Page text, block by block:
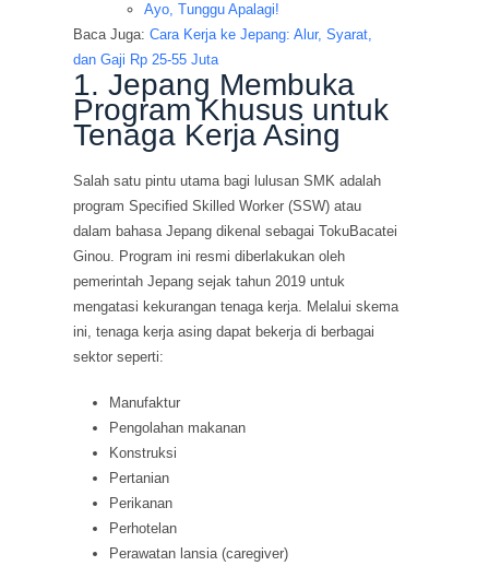
Ayo, Tunggu Apalagi!
Baca Juga:Cara Kerja ke Jepang: Alur, Syarat,
dan Gaji Rp 25-55 Juta
1. Jepang Membuka
Program Khusus untuk
Tenaga Kerja Asing
Salah satu pintu utama bagi lulusan SMK adalah
program Specified Skilled Worker (SSW) atau
dalam bahasa Jepang dikenal sebagai TokuBacatei
Ginou. Program ini resmi diberlakukan oleh
pemerintah Jepang sejak tahun 2019 untuk
mengatasi kekurangan tenaga kerja. Melalui skema
ini, tenaga kerja asing dapat bekerja di berbagai
sektor seperti:
Manufaktur
Pengolahan makanan
Konstruksi
Pertanian
Perikanan
Perhotelan
Perawatan lansia (caregiver)